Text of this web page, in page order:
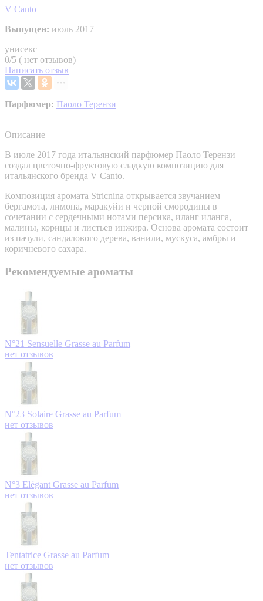
V Canto
Выпущен: июль 2017
унисекс
0/5 ( нет отзывов)
Написать отзыв
Парфюмер: Паоло Терензи
Описание
В июле 2017 года итальянский парфюмер Паоло Терензи
создал цветочно-фруктовую сладкую композицию для
итальянского бренда V Canto.
Композиция аромата Stricnina открывается звучанием
бергамота, лимона, маракуйи и черной смородины в
сочетании с сердечными нотами персика, иланг иланга,
малины, корицы и листьев инжира. Основа аромата состоит
из пачули, сандалового дерева, ванили, мускуса, амбры и
коричневого сахара.
Рекомендуемые ароматы
N°21 Sensuelle Grasse au Parfum
нет отзывов
N°23 Solaire Grasse au Parfum
нет отзывов
N°3 Elégant Grasse au Parfum
нет отзывов
Tentatrice Grasse au Parfum
нет отзывов